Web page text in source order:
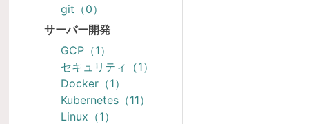
git（0）
サーバー開発
GCP（1）
セキュリティ（1）
Docker（1）
Kubernetes（11）
Linux（1）